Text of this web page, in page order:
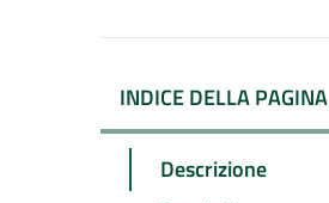
INDICE DELLA PAGINA
Descrizione